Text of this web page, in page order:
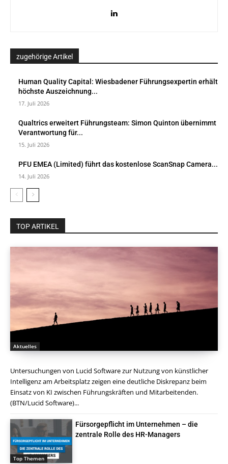
zugehörige Artikel
Human Quality Capital: Wiesbadener Führungsexpertin erhält
höchste Auszeichnung...
17. Juli 2026
Qualtrics erweitert Führungsteam: Simon Quinton übernimmt
Verantwortung für...
15. Juli 2026
PFU EMEA (Limited) führt das kostenlose ScanSnap Camera...
14. Juli 2026
TOP ARTIKEL
Aktuelles
Untersuchungen von Lucid Software zur Nutzung von künstlicher
Intelligenz am Arbeitsplatz zeigen eine deutliche Diskrepanz beim
Einsatz von KI zwischen Führungskräften und Mitarbeitenden.
(BTN/Lucid Software)...
Top Themen
Fürsorgepflicht im Unternehmen – die
zentrale Rolle des HR-Managers